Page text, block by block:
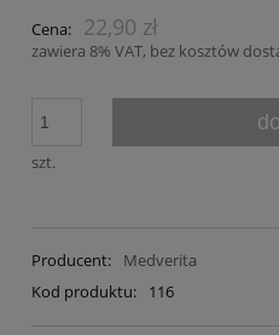
Cena: 22,90 zł
zawiera 8% VAT, bez kosztów
szt.
Producent:
Medverita
Kod produktu:
116